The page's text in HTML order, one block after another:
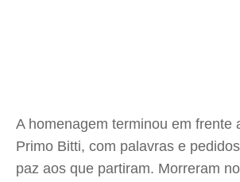
A homenagem terminou em frente
Primo Bitti, com palavras e
paz aos que partiram. Morreram